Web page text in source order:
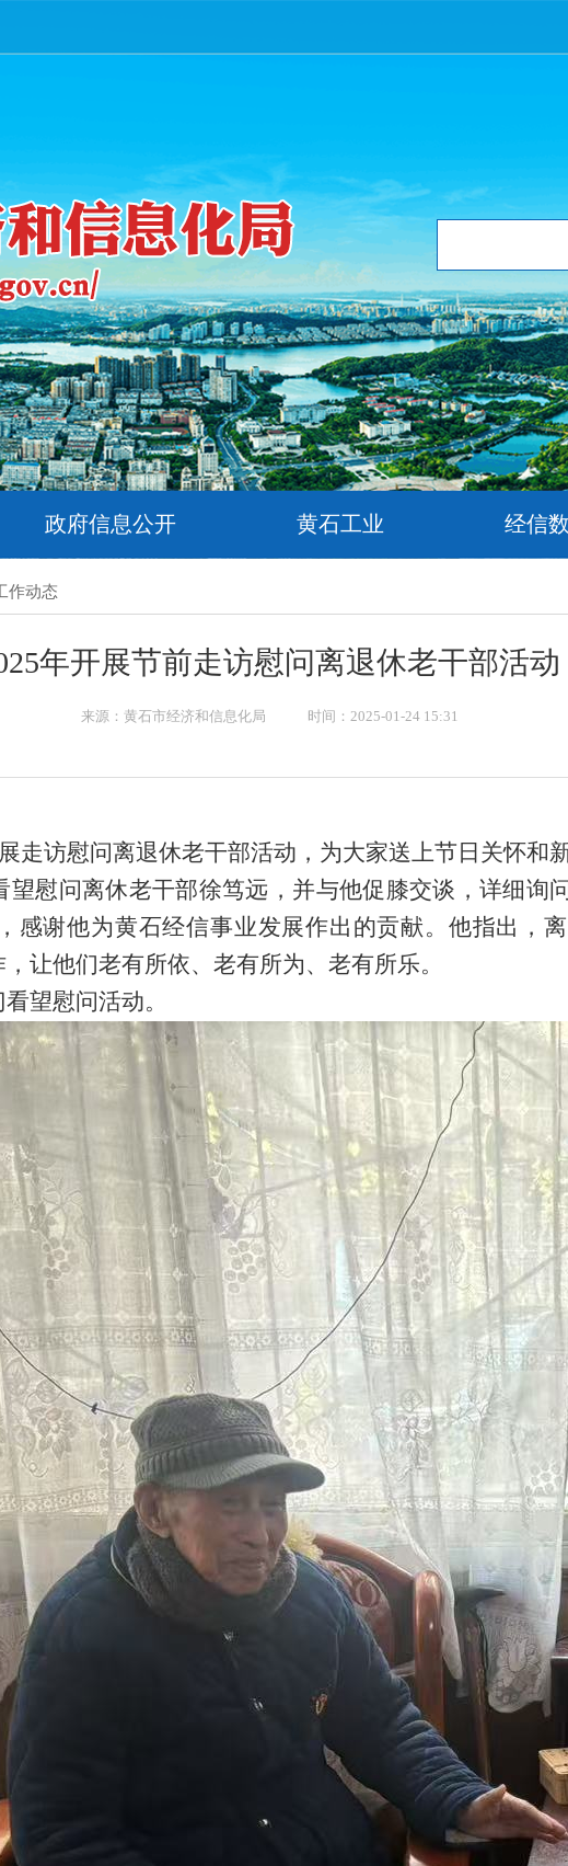
政府信息公开 黄石工业 经信
作动态
年开展节前走访慰问离退休老干部活动
来源：黄石市经济和信息化局 时间：2025-01-24 15:31
走访慰问离退休老干部活动，为大家送上节日关怀和新
望慰问离休老干部徐笃远，并与他促膝交谈，详细询
感谢他为黄石经信事业发展作出的贡献。他指出，
让他们老有所依、老有所为、老有所乐。
望慰问活动。